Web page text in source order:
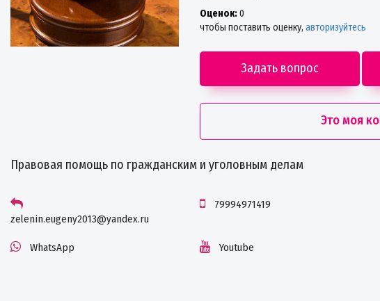
Oценок:0
чтобы поставить оценку, авторизуйтесь
Задать вопрос
Это моя
Правовая помощь по гражданским и уголовным делам
zelenin.eugeny2013@yandex.ru
79994971419
WhatsApp
Youtube